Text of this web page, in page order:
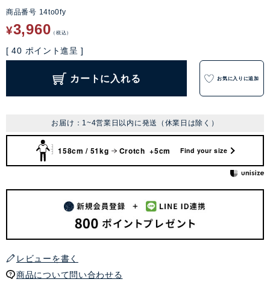
商品番号 14to0fy
¥3,960 税込
[ 40 ポイント進呈 ]
カートに入れる お気に入りに追加
お届け：1~4営業日以内に発送（休業日は除く）
158cm / 51kg Crotch +5cm Find your size
レビューを書く
商品について問い合わせる